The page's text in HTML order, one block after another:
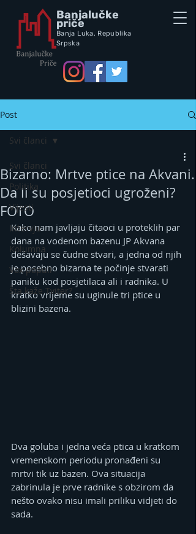
Banjalučke
priče
Banja Luka, Republika
Srpska
Post
Svi članci
Politika
Vijesti
Intervju
Kolumna
Vox populi
Šta kaže Tviter?
Svi članci
Bizarno: Mrtve ptice na Akvani.
Da li su posjetioci ugroženi?
FOTO
Kako nam javljaju čitaoci u proteklih par
dana na vodenom bazenu JP Akvana
dešavaju se čudne stvari, a jedna od njih
je posebno bizarna te počinje stvarati
paniku kod posjetilaca ali i radnika. U
kratko vrijeme su uginule tri ptice u
blizini bazena.
Dva goluba i jedna veća ptica u kratkom
vremenskom periodu pronađeni su
mrtvi tik uz bazen. Ova situacija
zabrinula je prve radnike s obzirom da
nešto ovako nisu imali priliku vidjeti do
sada.